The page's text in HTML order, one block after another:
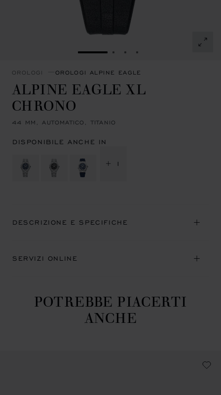
VAI ALLA SLIDE 1
VAI ALLA SLIDE 2
VAI ALLA SLIDE 3
VAI ALLA SLIDE 4
OROLOGI OROLOGI ALPINE EAGLE
ALPINE EAGLE XL
CHRONO
44 MM, AUTOMATICO, TITANIO
DISPONIBILE ANCHE IN
+ 1
DESCRIZIONE E SPECIFICHE
SERVIZI ONLINE
POTREBBE PIACERTI
ANCHE